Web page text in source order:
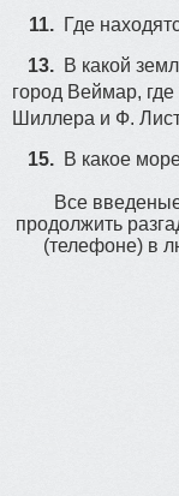
11. Где
13. В какой
город Веймар,
Шиллера и Ф.
15. В какое
Все
продолжить
(телефоне) в